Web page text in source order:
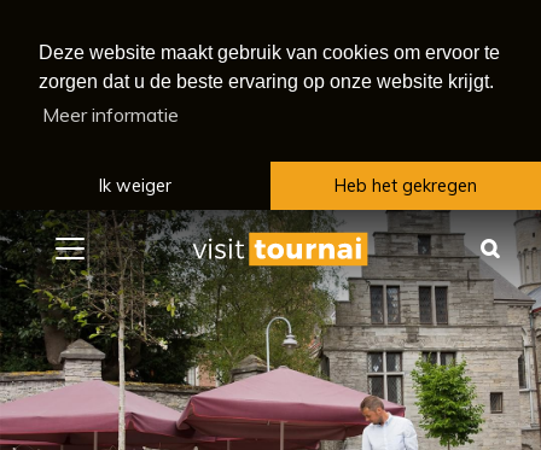
Deze website maakt gebruik van cookies om ervoor te
zorgen dat u de beste ervaring op onze website krijgt.
Meer informatie
Ik weiger Heb het gekregen
Menu